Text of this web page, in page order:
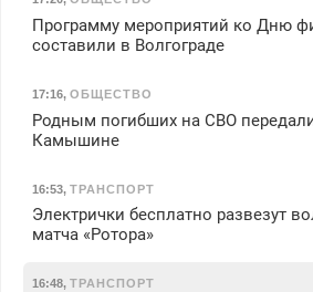
Программу мероприятий ко Дню
составили в Волгограде
17:16, ОБЩЕСТВО
Родным погибших на СВО
Камышине
16:53, ТРАНСПОРТ
Электрички бесплатно развезут
матча «Ротора»
16:48, ТРАНСПОРТ